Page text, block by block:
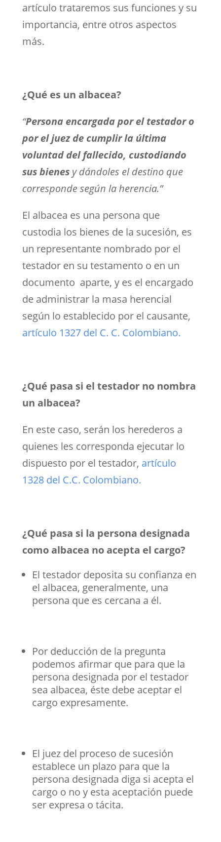
artículo trataremos sus funciones y su
importancia, entre otros aspectos
más.
¿Qué es un albacea?
“Persona encargada por el testador o
por el juez de cumplir la última
voluntad del fallecido, custodiando
sus bienesy dándoles el destino que
corresponde según la herencia.”
El albacea es una persona que
custodia los bienes de la sucesión, es
un representante nombrado por el
testador en su testamento o en un
documento aparte, y es el encargado
de administrar la masa herencial
según lo establecido por el causante,
artículo 1327 del C. C. Colombiano.
¿Qué pasa si el testador no nombra
un albacea?
En este caso, serán los herederos a
quienes les corresponda ejecutar lo
dispuesto por el testador, artículo
1328 del C.C. Colombiano.
¿Qué pasa si la persona designada
como albacea no acepta el cargo?
El testador deposita su confianza en
el albacea, generalmente, una
persona que es cercana a él.
Por deducción de la pregunta
podemos afirmar que para que la
persona designada por el testador
sea albacea, éste debe aceptar el
cargo expresamente.
El juez del proceso de sucesión
establece un plazo para que la
persona designada diga si acepta el
cargo o no y esta aceptación puede
ser expresa o tácita.